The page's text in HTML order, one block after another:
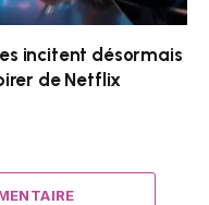
incitent désormais
de Netflix